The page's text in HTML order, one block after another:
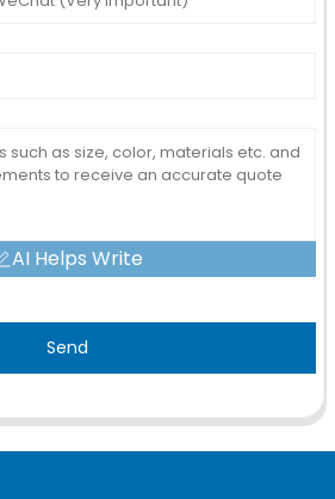
AI Helps Write
Send